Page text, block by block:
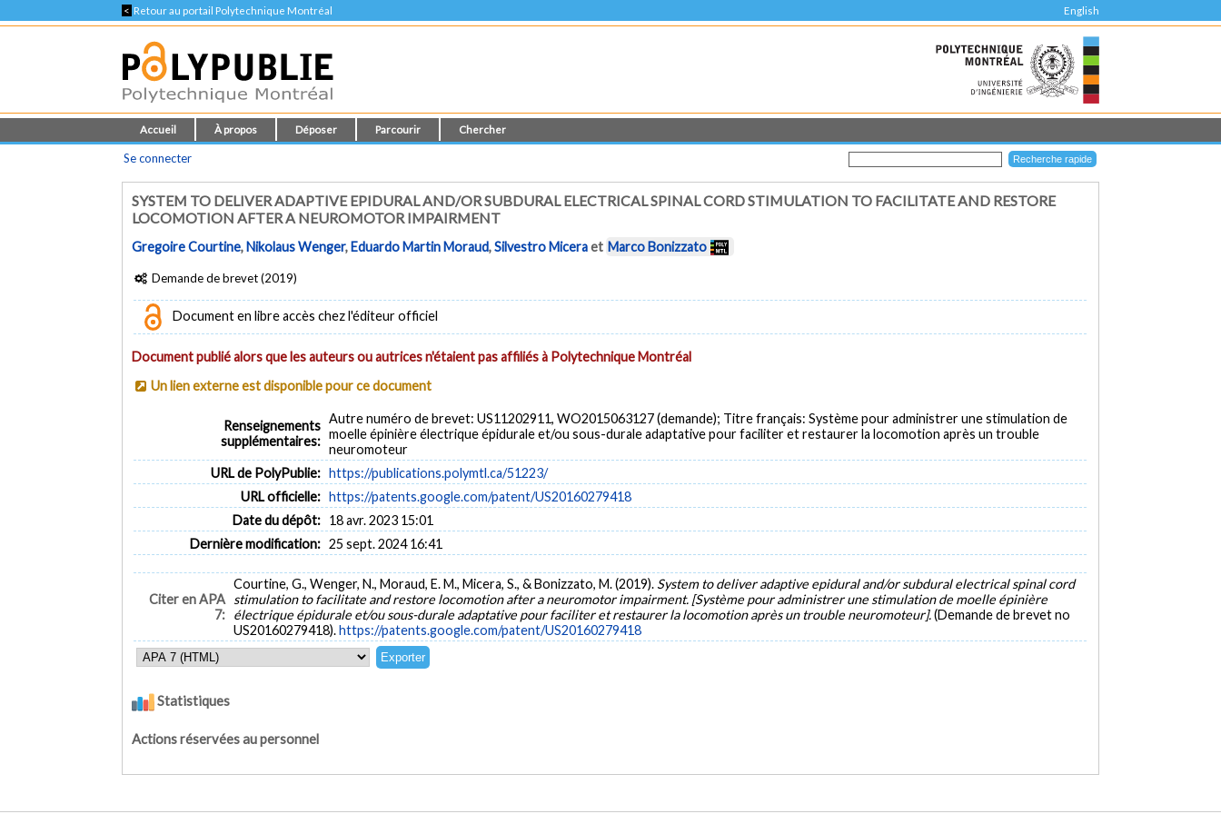
< Retour au portail Polytechnique Montréal English
Accueil À propos Déposer Parcourir Chercher
Se connecter
SYSTEM TO DELIVER ADAPTIVE EPIDURAL AND/OR SUBDURAL ELECTRICAL SPINAL CORD STIMULATION TO FACILITATE AND RESTORE
LOCOMOTION AFTER A NEUROMOTOR IMPAIRMENT
Gregoire Courtine,Nikolaus Wenger,Eduardo Martin Moraud,Silvestro Miceraet Marco Bonizzato
Demande de brevet (2019)
Document en libre accès chez l'éditeur officiel
Document publié alors que les auteurs ou autrices n'étaient pas affiliés à Polytechnique Montréal
Un lien externe est disponible pour ce document
Renseignements
supplémentaires:
Autre numéro de brevet: US11202911, WO2015063127 (demande); Titre français: Système pour administrer une stimulation de
moelle épinière électrique épidurale et/ou sous-durale adaptative pour faciliter et restaurer la locomotion après un trouble
neuromoteur
URL de PolyPublie: https://publications.polymtl.ca/51223/
URL officielle: https://patents.google.com/patent/US20160279418
Date du dépôt: 18 avr. 2023 15:01
Dernière modification: 25 sept. 2024 16:41
Citer en APA
7:
Courtine, G., Wenger, N., Moraud, E. M., Micera, S., & Bonizzato, M. (2019). System to deliver adaptive epidural and/or subdural electrical spinal cord
stimulation to facilitate and restore locomotion after a neuromotor impairment. [Système pour administrer une stimulation de moelle épinière
électrique épidurale et/ou sous-durale adaptative pour faciliter et restaurer la locomotion après un trouble neuromoteur].(Demande de brevet no
US20160279418).https://patents.google.com/patent/US20160279418
Statistiques
Actions réservées au personnel